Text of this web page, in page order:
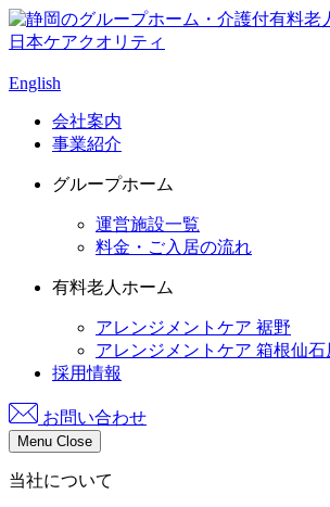
English
会社案内
事業紹介
グループホーム
運営施設一覧
料金・ご入居の流れ
有料老人ホーム
アレンジメントケア 裾野
アレンジメントケア 箱根仙石
採用情報
お問い合わせ
Menu Close
当社について